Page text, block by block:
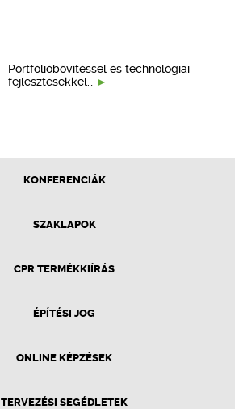
Portfólióbővítéssel és technológiai
fejlesztésekkel…
KONFERENCIÁK
SZAKLAPOK
CPR TERMÉKKIÍRÁS
ÉPÍTÉSI JOG
ONLINE KÉPZÉSEK
TERVEZÉSI SEGÉDLETEK